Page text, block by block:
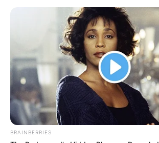
Serem! 9 Chat Ojek Online &
Pelanggan Ini Bikin Auto
Merinding
BRAINBERRIES